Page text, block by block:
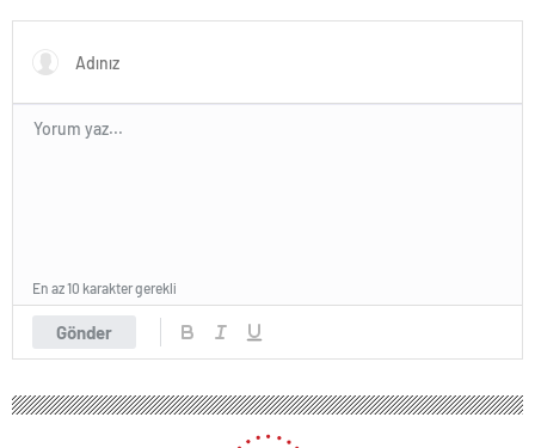
tutuklandı
Gönder
En az 10 karakter gerekli